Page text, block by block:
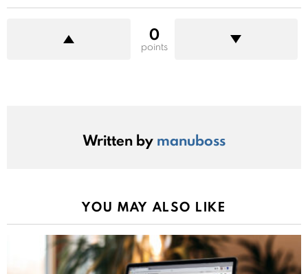
0
points
Written by manuboss
YOU MAY ALSO LIKE